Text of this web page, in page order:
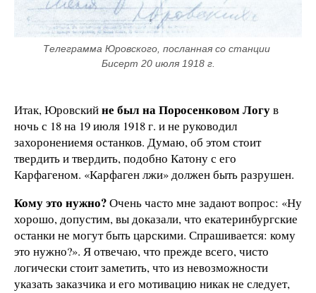
Телеграмма Юровского, посланная со станции
Бисерт 20 июля 1918 г.
Итак, Юровскийне был на Поросенковом Логув
ночь с 18 на 19 июля 1918 г. и не руководил
захоронениемя останков. Думаю, об этом стоит
твердить и твердить, подобно Катону с его
Карфагеном. «Карфаген лжи» должен быть разрушен.
Кому это нужно?Очень часто мне задают вопрос: «Ну
хорошо, допустим, вы доказали, что екатеринбургские
останки не могут быть царскими. Спрашивается: кому
это нужно?». Я отвечаю, что прежде всего, чисто
логически стоит заметить, что из невозможности
указать заказчика и его мотивацию никак не следует,